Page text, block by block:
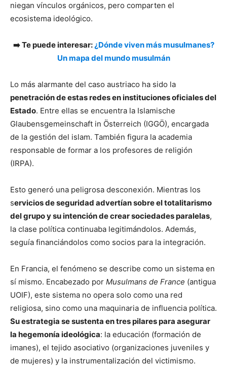
niegan vínculos orgánicos, pero comparten el
ecosistema ideológico.
➡️ Te puede interesar: ¿Dónde viven más musulmanes?
Un mapa del mundo musulmán
Lo más alarmante del caso austriaco ha sido la
penetración de estas redes en instituciones oficiales del
Estado. Entre ellas se encuentra la Islamische
Glaubensgemeinschaft in Österreich (IGGÖ), encargada
de la gestión del islam. También figura la academia
responsable de formar a los profesores de religión
(IRPA).
Esto generó una peligrosa desconexión. Mientras los
servicios de seguridad advertían sobre el totalitarismo
del grupo y su intención de crear sociedades paralelas,
la clase política continuaba legitimándolos. Además,
seguía financiándolos como socios para la integración.
En Francia, el fenómeno se describe como un sistema en
sí mismo. Encabezado por Musulmans de France (antigua
UOIF), este sistema no opera solo como una red
religiosa, sino como una maquinaria de influencia política.
Su estrategia se sustenta en tres pilares para asegurar
la hegemonía ideológica: la educación (formación de
imanes), el tejido asociativo (organizaciones juveniles y
de mujeres) y la instrumentalización del victimismo.